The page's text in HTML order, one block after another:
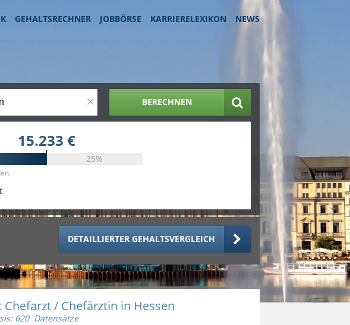
GEHALTSRECHNER JOBBÖRSE KARRIERELEXIKON NEWS
× BERECHNEN
15.233 €
25%
DETAILLIERTER GEHALTSVERGLEICH
Chefarzt / Chefärztin in Hessen
620 Datensätze